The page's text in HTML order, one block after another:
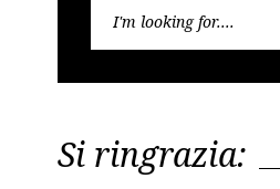
Si ringrazia: